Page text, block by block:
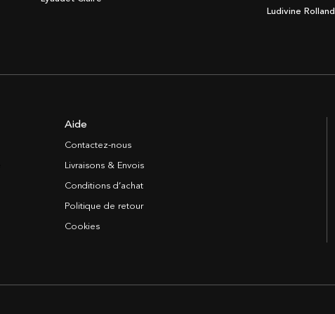
Ludivine Rolland
Aide
Contactez-nous
Livraisons & Envois
Conditions d’achat
Politique de retour
Cookies